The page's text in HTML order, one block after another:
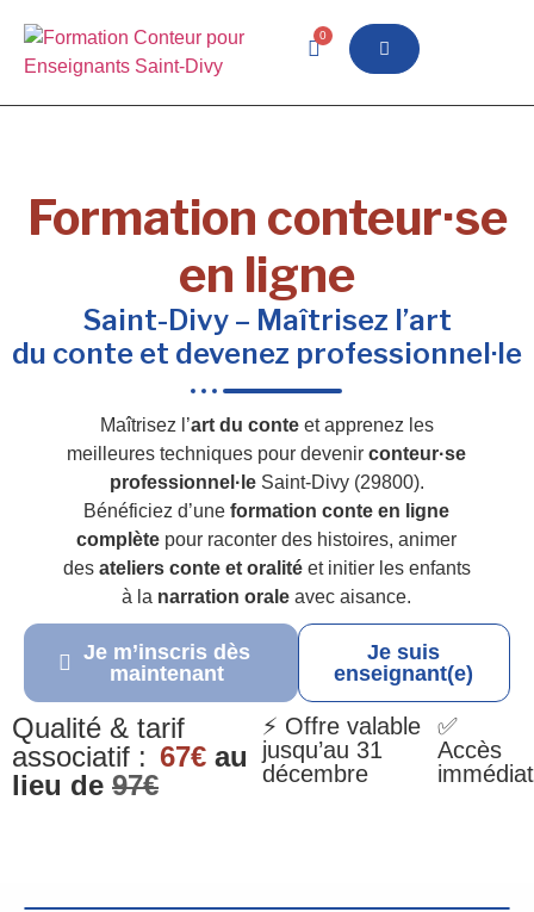
0
Formation conteur·se
en ligne
Saint-Divy – Maîtrisez l’art
du conte et devenez professionnel·le
Maîtrisez l’art du conteet apprenez les
meilleures techniques pour devenirconteur·se
professionnel·leSaint-Divy (29800).
Bénéficiez d’uneformation conte en ligne
complète pour raconter des histoires, animer
des ateliers conte et oralitéet initier les enfants
à la narration orale avec aisance.
Je m’inscris dès
maintenant
Je suis
enseignant(e)
Qualité & tarif
associatif : 67€ au
lieu de 97€
⚡ Offre valable
jusqu’au 31
décembre
✅
Accès
immédiat